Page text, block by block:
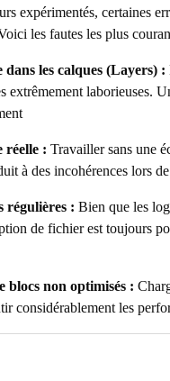
expérimentés, certaines
les fautes les plus
les calques (Layers) :
extrêmement laborieuses.
réelle : Travailler sans une
à des incohérences lors
régulières : Bien que les
de fichier est toujours
blocs non optimisés :
considérablement les